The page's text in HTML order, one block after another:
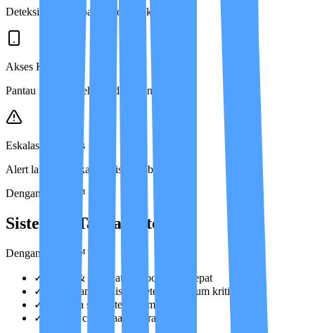
Deteksi dini perubahan kondisi klinis.
Akses Keluarga
Pantau grafik kesehatan dari mana saja.
Eskalasi Otomatis
Alert langsung jika kondisi berubah.
Dengan IMCIS™
Sistem vs Tanpa Sistem
Dengan IMCIS™
✓
Dokter & perawat berkoordinasi cepat
✓
Perubahan kondisi terdeteksi sebelum kritis
✓
Keluarga selalu terinformasi
✓
Eskalasi cepat saat darurat